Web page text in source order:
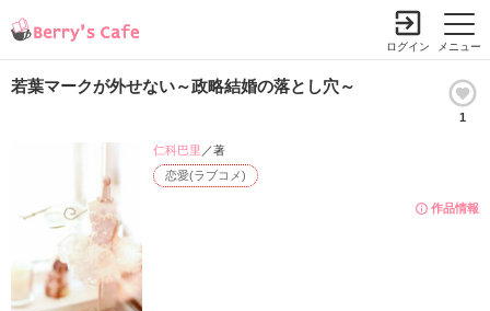
メニュー
ログイン
若葉マークが外せない～政略結婚の落とし穴～
1
作品情報
恋愛(ラブコメ)
仁科巴里 ／著